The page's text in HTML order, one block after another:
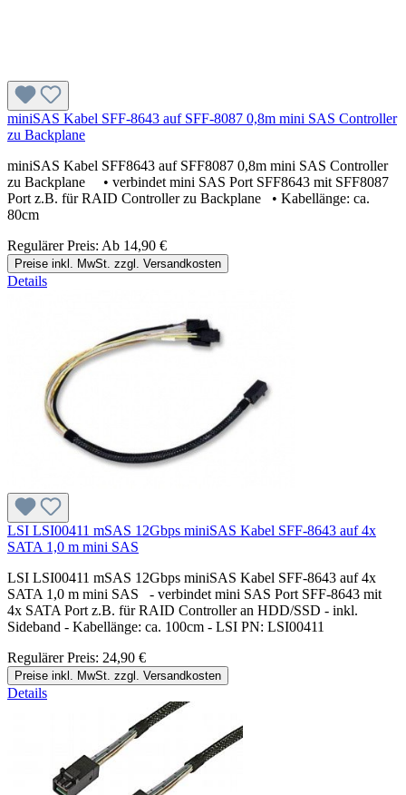
miniSAS Kabel SFF-8643 auf SFF-8087 0,8m mini SAS Controller
zu Backplane
miniSAS Kabel SFF8643 auf SFF8087 0,8m mini SAS Controller
zu Backplane • verbindet mini SAS Port SFF8643 mit SFF8087
Port z.B. für RAID Controller zu Backplane • Kabellänge: ca.
80cm
Regulärer Preis: Ab 14,90 €
Preise inkl. MwSt. zzgl. Versandkosten
Details
LSI LSI00411 mSAS 12Gbps miniSAS Kabel SFF-8643 auf 4x
SATA 1,0 m mini SAS
LSI LSI00411 mSAS 12Gbps miniSAS Kabel SFF-8643 auf 4x
SATA 1,0 m mini SAS - verbindet mini SAS Port SFF-8643 mit
4x SATA Port z.B. für RAID Controller an HDD/SSD - inkl.
Sideband - Kabellänge: ca. 100cm - LSI PN: LSI00411
Regulärer Preis: 24,90 €
Preise inkl. MwSt. zzgl. Versandkosten
Details